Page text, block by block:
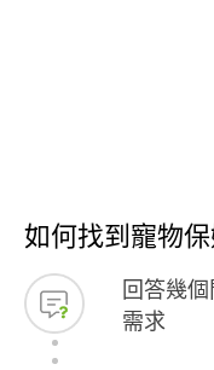
如何找到寵物保
回答幾
需求